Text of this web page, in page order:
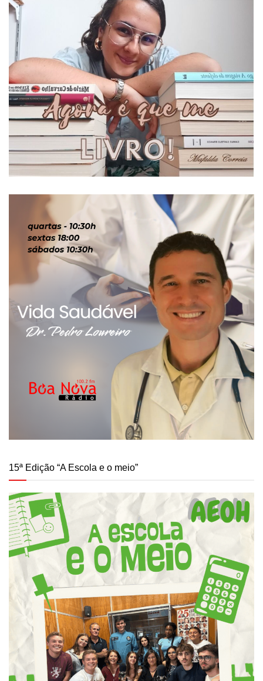
15ª Edição “A Escola e o meio”